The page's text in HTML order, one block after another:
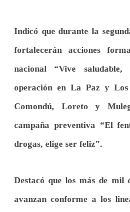
Indicó que durante la
fortalecerán acciones
nacional “Vive
operación en La Paz y
Comondú, Loreto y
campaña preventiva “El
drogas, elige ser feliz”.
Destacó que los más de mil
avanzan conforme a los